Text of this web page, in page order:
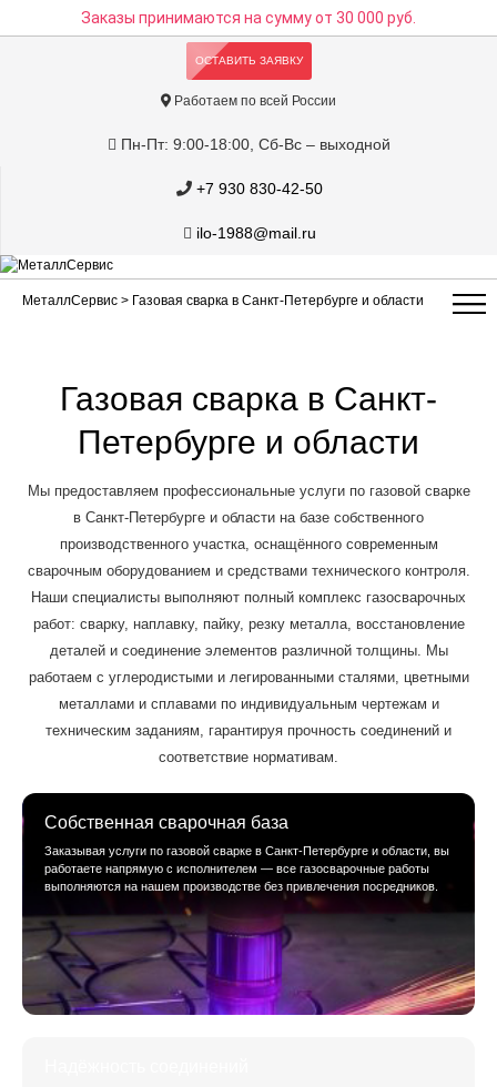
Заказы принимаются на суммуот 30 000 руб.
ОСТАВИТЬ ЗАЯВКУ
Работаем по всей России
Пн-Пт: 9:00-18:00, Сб-Вс – выходной
+7 930 830-42-50
ilo-1988@mail.ru
МеталлСервис > Газовая сварка в Санкт-Петербурге и области
Газовая сварка в Санкт-
Петербурге и области
Мы предоставляем профессиональные услуги по газовой сварке
в Санкт-Петербурге и области на базе собственного
производственного участка, оснащённого современным
сварочным оборудованием и средствами технического контроля.
Наши специалисты выполняют полный комплекс газосварочных
работ: сварку, наплавку, пайку, резку металла, восстановление
деталей и соединение элементов различной толщины. Мы
работаем с углеродистыми и легированными сталями, цветными
металлами и сплавами по индивидуальным чертежам и
техническим заданиям, гарантируя прочность соединений и
соответствие нормативам.
Собственная сварочная база
Заказывая услуги по газовой сварке в Санкт-Петербурге и области, вы
работаете напрямую с исполнителем — все газосварочные работы
выполняются на нашем производстве без привлечения посредников.